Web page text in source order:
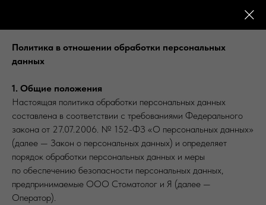
Политика в отношении обработки персональных
данных
1. Общие положения
Настоящая политика обработки персональных данных
составлена в соответствии с требованиями Федерального
закона от 27.07.2006. № 152-ФЗ «О персональных данных»
(далее — Закон о персональных данных) и определяет
порядок обработки персональных данных и меры
по обеспечению безопасности персональных данных,
предпринимаемые OOO Стоматолог и Я (далее —
Оператор).